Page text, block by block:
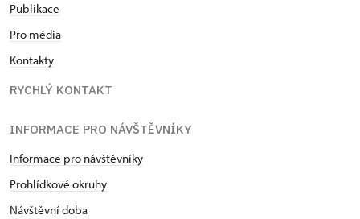
Publikace
Pro média
Kontakty
RYCHLÝ KONTAKT
INFORMACE PRO NÁVŠTĚVNÍKY
Informace pro návštěvníky
Prohlídkové okruhy
Návštěvní doba